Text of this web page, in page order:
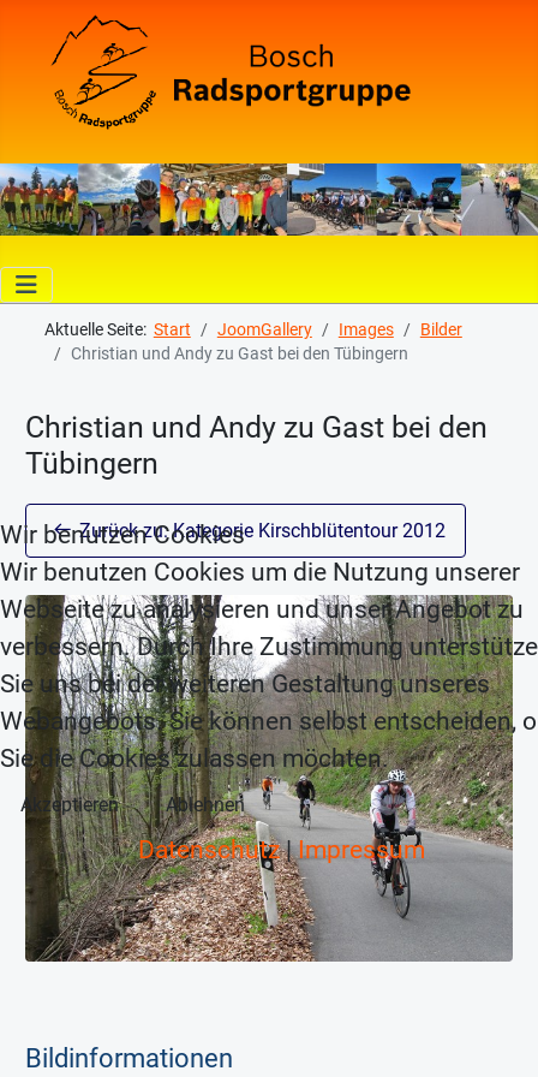
Aktuelle Seite: Start JoomGallery Images
Bilder
Christian und Andy zu Gast bei den Tübingern
Christian und Andy zu Gast bei den
Tübingern
Zurück zu: Kategorie Kirschblütentour 2012
Bildinformationen
Wir benutzen Cookies
Wir benutzen Cookies um die Nutzung unserer
Webseite zu analysieren und unser Angebot zu
verbessern. Durch Ihre Zustimmung
Sie uns bei der weiteren Gestaltung unseres
Webangebots. Sie können selbst entscheiden,
Sie die Cookies zulassen möchten.
Akzeptieren Ablehnen
Datenschutz|Impressum